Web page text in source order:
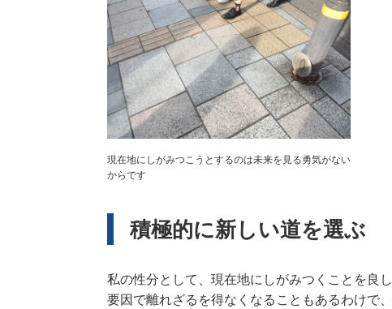
現在地にしがみつこうとするのは未来を見る勇気がない
からです
積極的に新しい道を選ぶ
私の性分として、現在地にしがみつくことを良
要因で離れざるを得なくなることもあるわけで